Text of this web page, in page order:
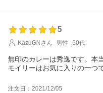
5
KazuGNさん
男性 50代
無印のカレーは秀逸です。本
モイリーはお気に入りの一つで
注文日：2021/12/05